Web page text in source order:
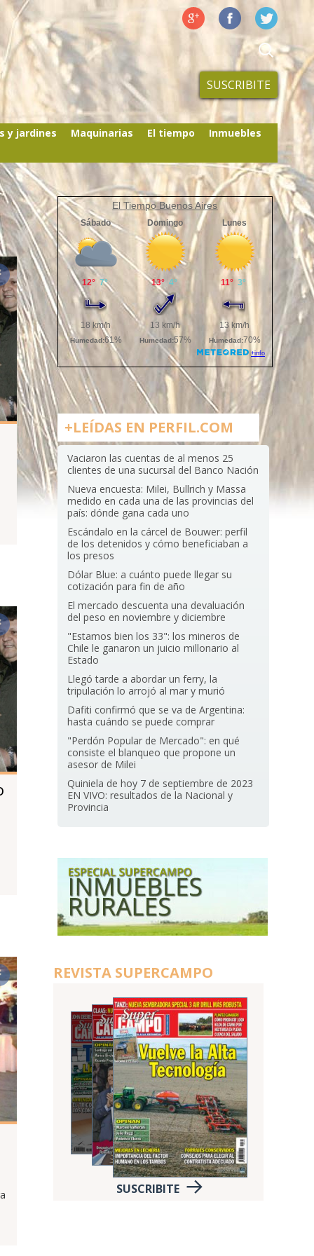
SUSCRIBITE
y jardines Maquinarias El tiempo Inmuebles
El Tiempo Buenos Aires
+LEÍDAS EN PERFIL.COM
Vaciaron las cuentas de al menos 25
clientes de una sucursal del Banco Nación
Nueva encuesta: Milei, Bullrich y Massa
medido en cada una de las provincias del
país: dónde gana cada uno
Escándalo en la cárcel de Bouwer: perfil
de los detenidos y cómo beneficiaban a
los presos
Dólar Blue: a cuánto puede llegar su
cotización para fin de año
El mercado descuenta una devaluación
del peso en noviembre y diciembre
"Estamos bien los 33": los mineros de
Chile le ganaron un juicio millonario al
Estado
Llegó tarde a abordar un ferry, la
tripulación lo arrojó al mar y murió
Dafiti confirmó que se va de Argentina:
hasta cuándo se puede comprar
"Perdón Popular de Mercado": en qué
consiste el blanqueo que propone un
asesor de Milei
Quiniela de hoy 7 de septiembre de 2023
EN VIVO: resultados de la Nacional y
Provincia
REVISTA SUPERCAMPO
SUSCRIBITE